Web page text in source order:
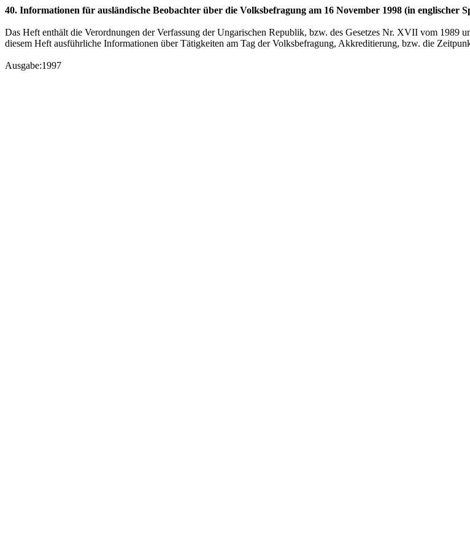
40. Informationen für ausländische Beobachter über die Volksbefragung am 16 November 1998 (in englischer
Das Heft enthält die Verordnungen der Verfassung der Ungarischen Republik, bzw. des Gesetzes Nr. XVII vom
diesem Heft ausführliche Informationen über Tätigkeiten am Tag der Volksbefragung, Akkreditierung, bzw. die
Ausgabe:1997